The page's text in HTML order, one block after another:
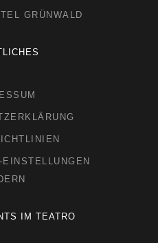
GRÜNWALD
IM TEATRO